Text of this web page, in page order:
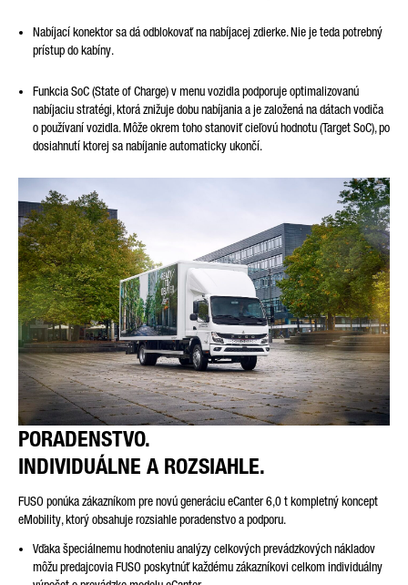
Nabíjací konektor sa dá odblokovať na nabíjacej zdierke. Nie je teda potrebný
prístup do kabíny.
Funkcia SoC (State of Charge) v menu vozidla podporuje optimalizovanú
nabíjaciu stratégi, ktorá znižuje dobu nabíjania a je založená na dátach vodiča
o používaní vozidla. Môže okrem toho stanoviť cieľovú hodnotu (Target SoC), po
dosiahnutí ktorej sa nabíjanie automaticky ukončí.
PORADENSTVO.
INDIVIDUÁLNE A ROZSIAHLE.
FUSO ponúka zákazníkom pre novú generáciu eCanter 6,0 t kompletný koncept
eMobility, ktorý obsahuje rozsiahle poradenstvo a podporu.
Vďaka špeciálnemu hodnoteniu analýzy celkových prevádzkových nákladov
môžu predajcovia FUSO poskytnúť každému zákazníkovi celkom individuálny